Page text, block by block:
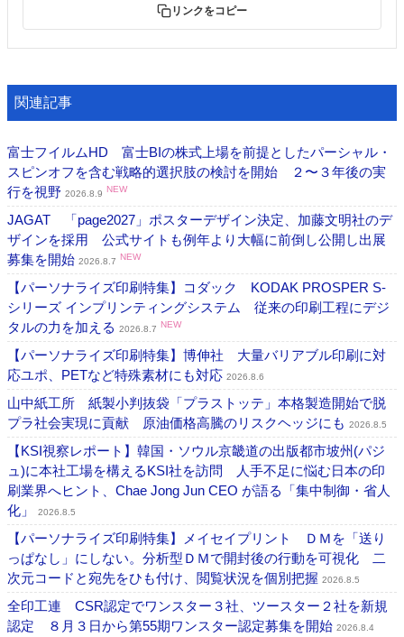
リンクをコピー
関連記事
富士フイルムHD 富士BIの株式上場を前提としたパーシャル・
スピンオフを含む戦略的選択肢の検討を開始 ２〜３年後の実
行を視野 2026.8.9 NEW
JAGAT 「page2027」ポスターデザイン決定、加藤文明社のデ
ザインを採用 公式サイトも例年より大幅に前倒し公開し出展
募集を開始 2026.8.7 NEW
【パーソナライズ印刷特集】コダック KODAK PROSPER S-
シリーズ インプリンティングシステム 従来の印刷工程にデジ
タルの力を加える 2026.8.7 NEW
【パーソナライズ印刷特集】博伸社 大量バリアブル印刷に対
応ユポ、PETなど特殊素材にも対応 2026.8.6
山中紙工所 紙製小判抜袋「プラストッテ」本格製造開始で脱
プラ社会実現に貢献 原油価格高騰のリスクヘッジにも 2026.8.5
【KSI視察レポート】韓国・ソウル京畿道の出版都市坡州(パジ
ュ)に本社工場を構えるKSI社を訪問 人手不足に悩む日本の印
刷業界へヒント、Chae Jong Jun CEO が語る「集中制御・省人
化」
2026.8.5
【パーソナライズ印刷特集】メイセイプリント ＤＭを「送り
っぱなし」にしない。分析型ＤＭで開封後の行動を可視化 二
次元コードと宛先をひも付け、閲覧状況を個別把握 2026.8.5
全印工連 CSR認定でワンスター３社、ツースター２社を新規
認定 ８月３日から第55期ワンスター認定募集を開始 2026.8.4